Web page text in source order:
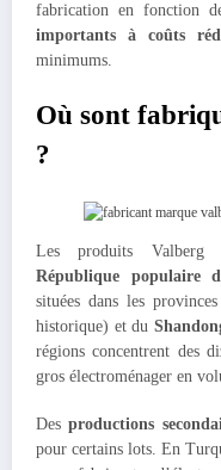
fabrication en fonction
importants à coûts
minimums.
Où sont
?
Les produits
République populaire
situées dans les
historique) et du
régions concentrent des
gros électroménager en
Desproductions
pour certains lots. En